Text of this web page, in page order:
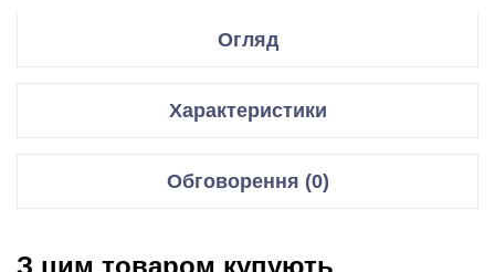
Огляд
Код производителя11348-02-20G
Характеристики
Обговорення (0)
З цим товаром купують